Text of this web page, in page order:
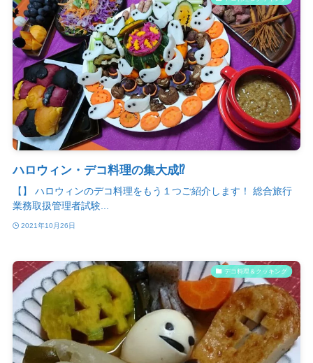
ハロウィン・デコ料理の集大成⁉
【】 ハロウィンのデコ料理をもう１つご紹介します！ 総合旅行
業務取扱管理者試験...
2021年10月26日
デコ料理＆クッキング